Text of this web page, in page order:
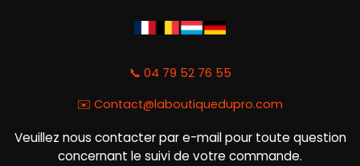
📞 04 79 52 76 55
✉️ Contact@laboutiquedupro.com
Veuillez nous contacter par e-mail pour toute question
concernant le suivi de votre commande.